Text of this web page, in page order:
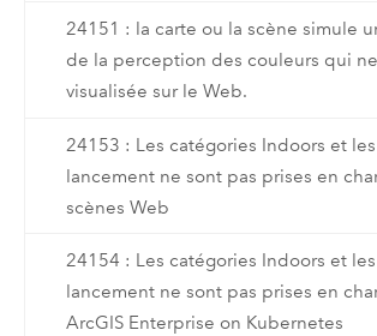
24151 : la carte ou la scène simule
de la perception des couleurs qui
visualisée sur le Web.
24153 : Les catégories Indoors et
lancement ne sont pas prises en
scènes Web
24154 : Les catégories Indoors et
lancement ne sont pas prises en
ArcGIS Enterprise on Kubernetes